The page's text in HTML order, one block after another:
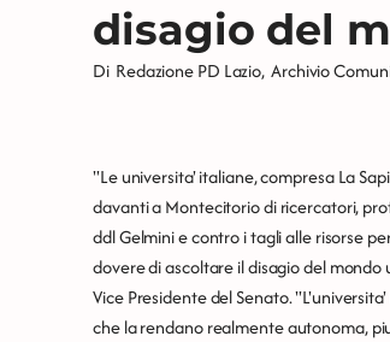
disagio del
Di Redazione PD Lazio, Archivio
''Le universita' italiane, compresa La
davanti a Montecitorio di ricercatori,
ddl Gelmini e contro i tagli alle risorse
dovere di ascoltare il disagio del
Vice Presidente del Senato.
che la rendano realmente autonoma,